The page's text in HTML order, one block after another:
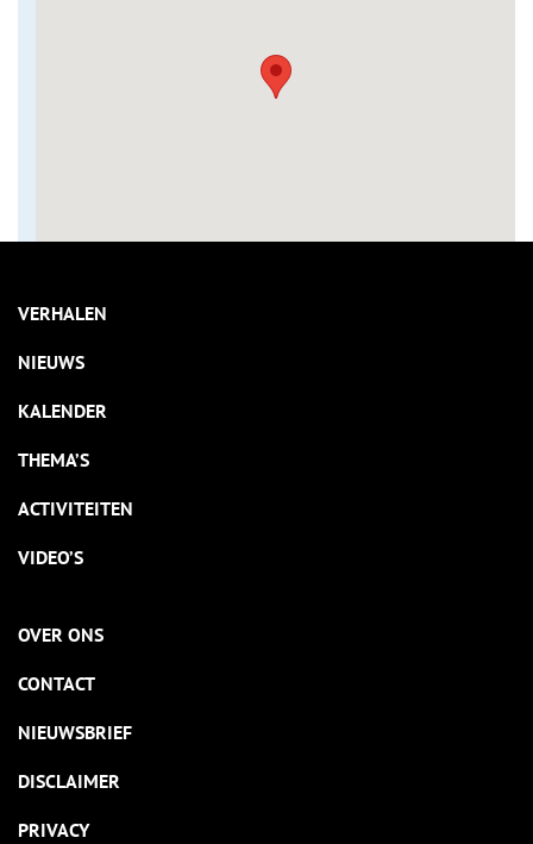
VERHALEN
NIEUWS
KALENDER
THEMA’S
ACTIVITEITEN
VIDEO’S
OVER ONS
CONTACT
NIEUWSBRIEF
DISCLAIMER
PRIVACY